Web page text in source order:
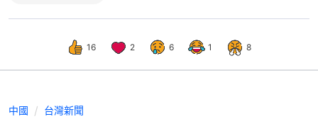
16 2 6 1 8
中國 台灣新聞